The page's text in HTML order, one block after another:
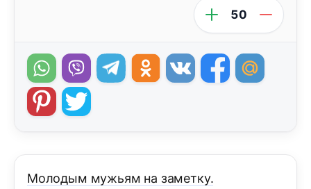
50
Молодым мужьям на заметку.